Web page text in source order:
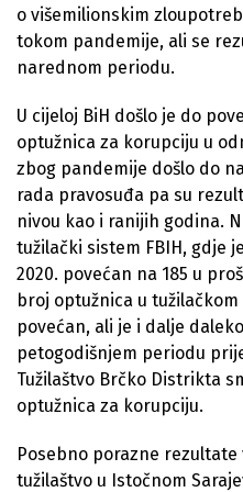
o višemilionskim
tokom pandemije, ali se
narednom periodu.
U cijeloj BiH došlo je do
optužnica za korupciju u
zbog pandemije došlo do
rada pravosuđa pa su
nivou kao i ranijih godina.
tužilački sistem FBIH, gdje
2020. povećan na 185 u
broj optužnica u
povećan, ali je i dalje
petogodišnjem periodu
Tužilaštvo Brčko Distrikta
optužnica za korupciju.
Posebno porazne
tužilaštvo u Istočnom